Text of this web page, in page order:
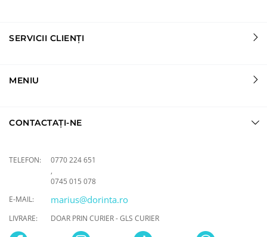
SERVICII CLIENȚI
MENIU
CONTACTAȚI-NE
TELEFON:
0770 224 651
,
0745 015 078
E-MAIL:
marius@dorinta.ro
LIVRARE: DOAR PRIN CURIER - GLS CURIER